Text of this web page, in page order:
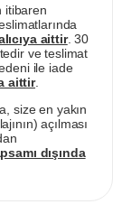
itibaren
aittir. 30
ve teslimat
ile iade
aittir.
size en yakın
açılması
dışında